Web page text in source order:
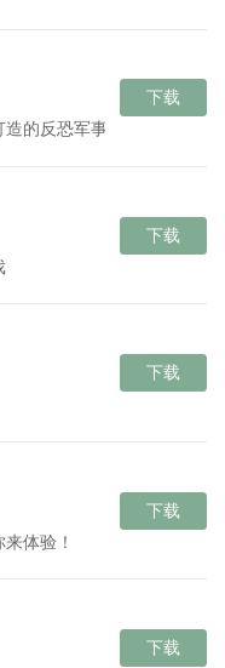
的反恐军事竞赛体验手游
下载
下载
下载
体验！
下载
下载